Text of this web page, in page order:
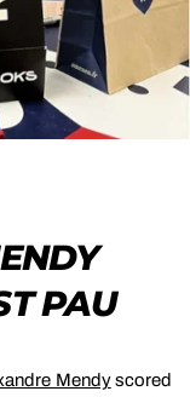
PAU
Mendyscored